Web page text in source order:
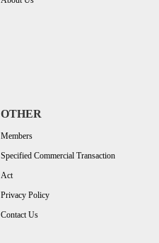
OTHER
Members
Specified Commercial Transaction
Act
Privacy Policy
Contact Us